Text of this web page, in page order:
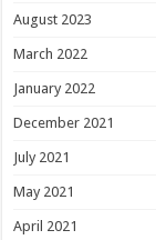
August 2023
March 2022
January 2022
December 2021
July 2021
May 2021
April 2021